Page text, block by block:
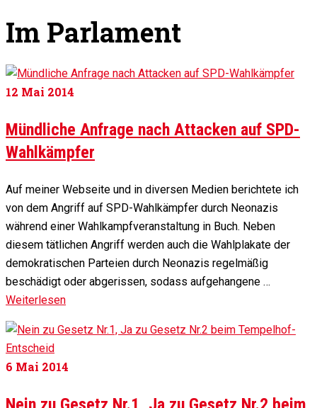
Im Parlament
12 Mai 2014
Mündliche Anfrage nach Attacken auf SPD-
Wahlkämpfer
Auf meiner Webseite und in diversen Medien berichtete ich
von dem Angriff auf SPD-Wahlkämpfer durch Neonazis
während einer Wahlkampfveranstaltung in Buch. Neben
diesem tätlichen Angriff werden auch die Wahlplakate der
demokratischen Parteien durch Neonazis regelmäßig
beschädigt oder abgerissen, sodass aufgehangene …
Weiterlesen
6 Mai 2014